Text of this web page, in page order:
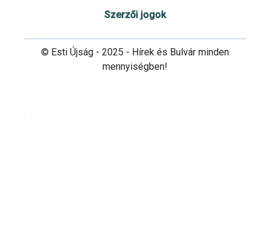
Szerzői jogok
© Esti Újság - 2025 - Hírek és Bulvár minden
mennyiségben!